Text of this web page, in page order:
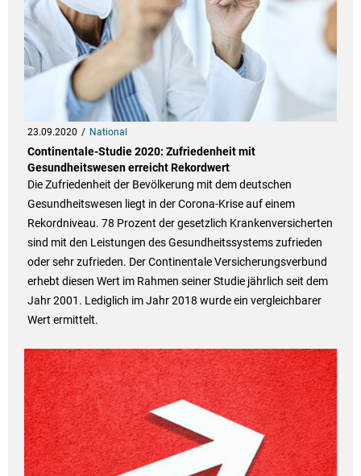
23.09.2020 National
Continentale-Studie 2020: Zufriedenheit mit
Gesundheitswesen erreicht Rekordwert
Die Zufriedenheit der Bevölkerung mit dem deutschen
Gesundheitswesen liegt in der Corona-Krise auf einem
Rekordniveau. 78 Prozent der gesetzlich Krankenversicherten
sind mit den Leistungen des Gesundheitssystems zufrieden
oder sehr zufrieden. Der Continentale Versicherungsverbund
erhebt diesen Wert im Rahmen seiner Studie jährlich seit dem
Jahr 2001. Lediglich im Jahr 2018 wurde ein vergleichbarer
Wert ermittelt.